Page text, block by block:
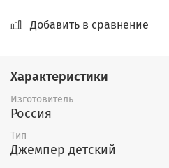
Добавить в сравнение
Характеристики
Изготовитель
Россия
Тип
Джемпер детский